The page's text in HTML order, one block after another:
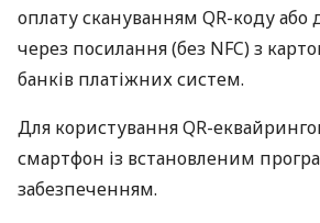
оплату скануванням QR-коду або
через посилання (без NFC) з
банків платіжних систем.
Для користування QR-
смартфон із встановленим
забезпеченням.